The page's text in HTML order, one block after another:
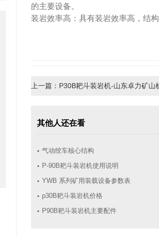
的主要设备。
装岩效率高：具有装岩效率高，结
上一篇： P30B耙斗装岩机-山东卓力矿山
其他人还在看
气动绞车核心结构
P-90B耙斗装岩机使用说明
YWB 系列矿用装载设备参数表
p30B耙斗装岩机价格
​P90B耙斗装岩机主要配件